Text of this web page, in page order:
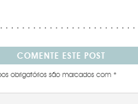
COMENTE ESTE POST
obrigatórios são marcados com *